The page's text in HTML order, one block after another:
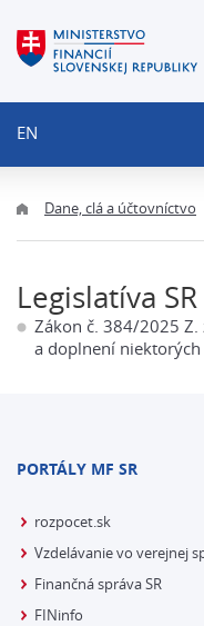
EN
Dane, clá a účtovníctvo
Legislatíva SR
Zákon č. 384/2025
a doplnení
PORTÁLY MF SR
rozpocet.sk
Vzdelávanie vo verejnej
Finančná správa SR
FINinfo